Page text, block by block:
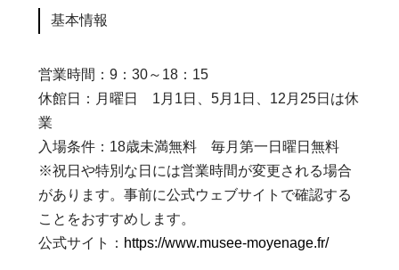
基本情報
営業時間：9：30～18：15
休館日：月曜日 1月1日、5月1日、12月25日は休
業
入場条件：18歳未満無料 毎月第一日曜日無料
※祝日や特別な日には営業時間が変更される場合
があります。事前に公式ウェブサイトで確認する
ことをおすすめします。
公式サイト： https://www.musee-moyenage.fr/